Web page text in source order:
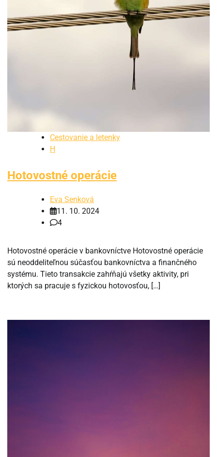
Cestovanie a letenky
H
Hotovostné operácie
Eva Senková
11. 10. 2024
4
Hotovostné operácie v bankovníctve Hotovostné operácie
sú neoddeliteľnou súčasťou bankovníctva a finančného
systému. Tieto transakcie zahŕňajú všetky aktivity, pri
ktorých sa pracuje s fyzickou hotovosťou, […]